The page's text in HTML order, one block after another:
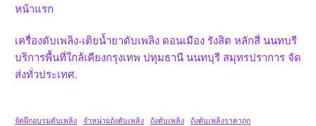
หน้าแรก
เครื่องดับเพลิง-เติยน้ำยาดับเพลิง ดอนเมือง รังสิต หลักสี่ นนทบรี
บริการพื้นที่ใกล้เคียงกรุงเทพ ปทุมธานี นนทบุรี สมุทรปราการ จัด
ส่งทั่วประเทศ.
จัดฝึกอบรมดับเพลิง จำหน่ายถังดับเพลิง ถังดับเพลิง ถังดับเพลิงราคาถูก